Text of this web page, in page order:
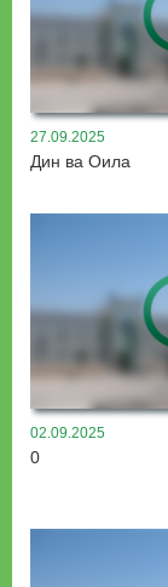
27.09.2025
Дин ва Оила
02.09.2025
0